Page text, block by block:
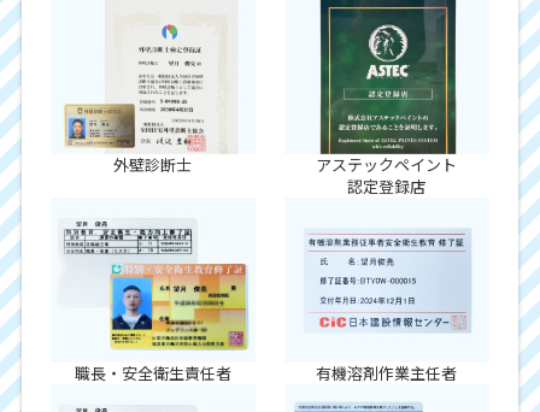
外壁診断士
アステックペイント
認定登録店
職長・安全衛生責任者 有機溶剤作業主任者